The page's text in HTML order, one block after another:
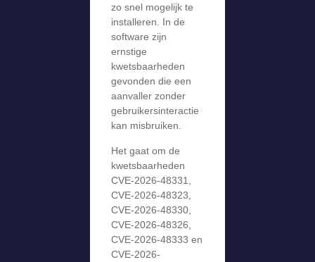
zo snel mogelijk te
installeren. In de
software zijn
ernstige
kwetsbaarheden
gevonden die een
aanvaller zonder
gebruikersinteractie
kan misbruiken.
Het gaat om de
kwetsbaarheden
CVE-2026-48331,
CVE-2026-48323,
CVE-2026-48330,
CVE-2026-48326,
CVE-2026-48333 en
CVE-2026-